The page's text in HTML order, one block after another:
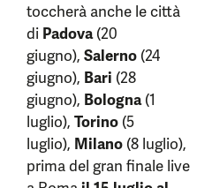
toccherà anche le città
di Padova(20
giugno), Salerno (24
giugno), Bari (28
giugno), Bologna(1
luglio), Torino (5
luglio), Milano (8 luglio),
prima del gran finale live